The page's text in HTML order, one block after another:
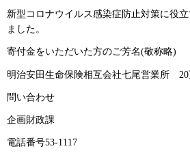
新型コロナウイルス感染症防止対策に役
ました。
寄付金をいただいた方のご芳名(敬称略)
明治安田生命保険相互会社七尾営業所 2
問い合わせ
企画財政課
電話番号53-1117